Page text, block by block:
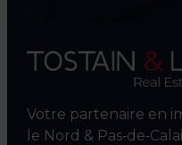
Votre partenaire en
le Nord &